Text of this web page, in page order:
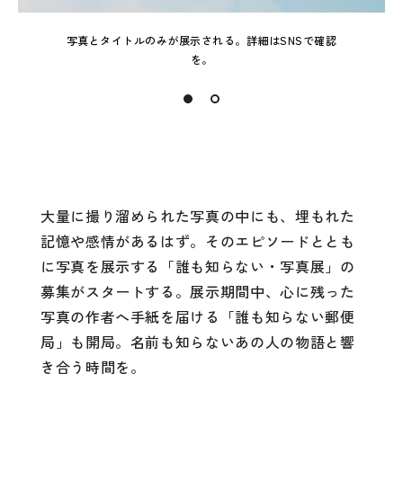
写真とタイトルのみが展示される。詳細はSNSで確認
を。
大量に撮り溜められた写真の中にも、埋もれた
記憶や感情があるはず。そのエピソードととも
に写真を展示する「誰も知らない・写真展」の
募集がスタートする。展示期間中、心に残った
写真の作者へ手紙を届ける「誰も知らない郵便
局」も開局。名前も知らないあの人の物語と響
き合う時間を。